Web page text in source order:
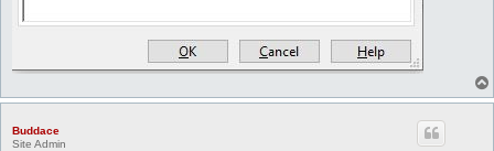
Buddace
Site Admin